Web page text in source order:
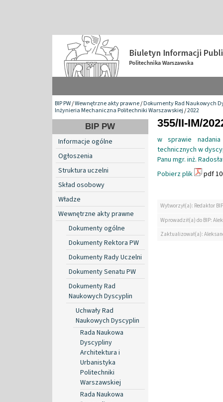
BIP PW/Wewnętrzne akty prawne/Dokumenty Rad Naukowych
Inżynieria Mechaniczna Politechniki Warszawskiej/2022
BIP PW
Informacje ogólne
Ogłoszenia
Struktura uczelni
Skład osobowy
Władze
Wewnętrzne akty prawne
Dokumenty ogólne
Dokumenty Rektora PW
Dokumenty Rady Uczelni
Dokumenty Senatu PW
Dokumenty Rad
Naukowych Dyscyplin
Uchwały Rad
Naukowych Dyscyplin
Rada Naukowa
Dyscypliny
Architektura i
Urbanistyka
Politechniki
Warszawskiej
Rada Naukowa
355/II-IM/
w sprawie
technicznych w
Panu mgr. inż.
Pobierz plik
pdf
Wytworzył(a): Redaktor BIP
Wprowadził(a) do BIP:
Zaktualizował(a):